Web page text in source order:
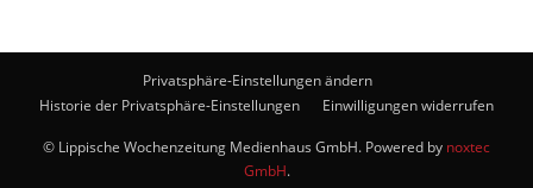
Privatsphäre-Einstellungen ändern
Historie der Privatsphäre-Einstellungen
Einwilligungen widerrufen
© Lippische Wochenzeitung Medienhaus GmbH. Powered by noxtec
GmbH.